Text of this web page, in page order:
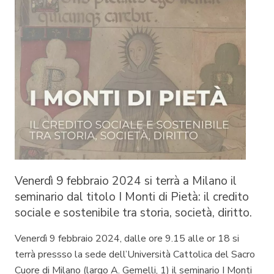
Venerdì 9 febbraio 2024 si terrà a Milano il
seminario dal titolo I Monti di Pietà: il credito
sociale e sostenibile tra storia, società, diritto.
Venerdì 9 febbraio 2024, dalle ore 9.15 alle or 18 si
terrà pressso la sede dell’Università Cattolica del Sacro
Cuore di Milano (largo A. Gemelli, 1) il seminario I Monti